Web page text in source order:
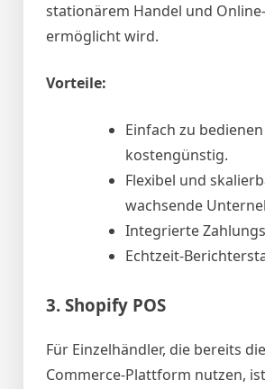
stationärem Handel und
ermöglicht wird.
Vorteile:
Einfach zu
kostengünstig.
Flexibel und
wachsende
Integrierte
Echtzeit-
3. Shopify POS
Für Einzelhändler, die bereits
Commerce-Plattform nutzen, ist